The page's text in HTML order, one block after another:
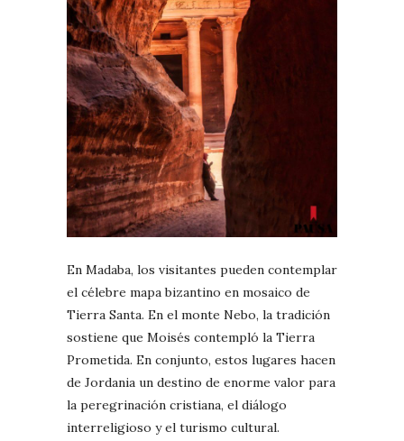
En Madaba, los visitantes pueden contemplar
el célebre mapa bizantino en mosaico de
Tierra Santa. En el monte Nebo, la tradición
sostiene que Moisés contempló la Tierra
Prometida. En conjunto, estos lugares hacen
de Jordania un destino de enorme valor para
la peregrinación cristiana, el diálogo
interreligioso y el turismo cultural.